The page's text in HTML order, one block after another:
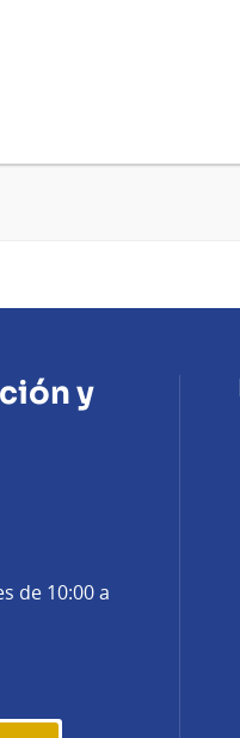
y
de 10:00 a